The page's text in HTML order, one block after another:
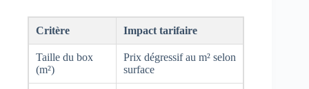
Critère Impact tarifaire
Taille du box
(m²)
Prix dégressif au m² selon
surface